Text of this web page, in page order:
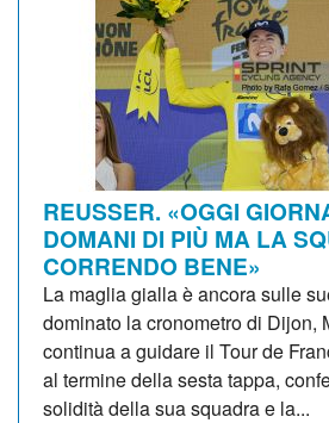
REUSSER. «OGGI
DOMANI DI PIÙ MA LA
CORRENDO BENE»
La maglia gialla è ancora sulle
dominato la cronometro di Dijon,
continua a guidare il Tour de
al termine della sesta tappa,
solidità della sua squadra e la...